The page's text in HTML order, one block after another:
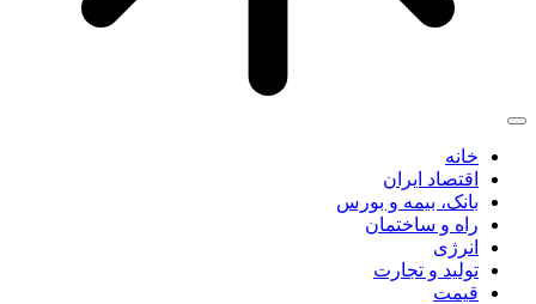
خانه
اقتصاد ایران
بانک، بیمه و بورس
راه و ساختمان
انرژی
تولید و تجارت
قیمت